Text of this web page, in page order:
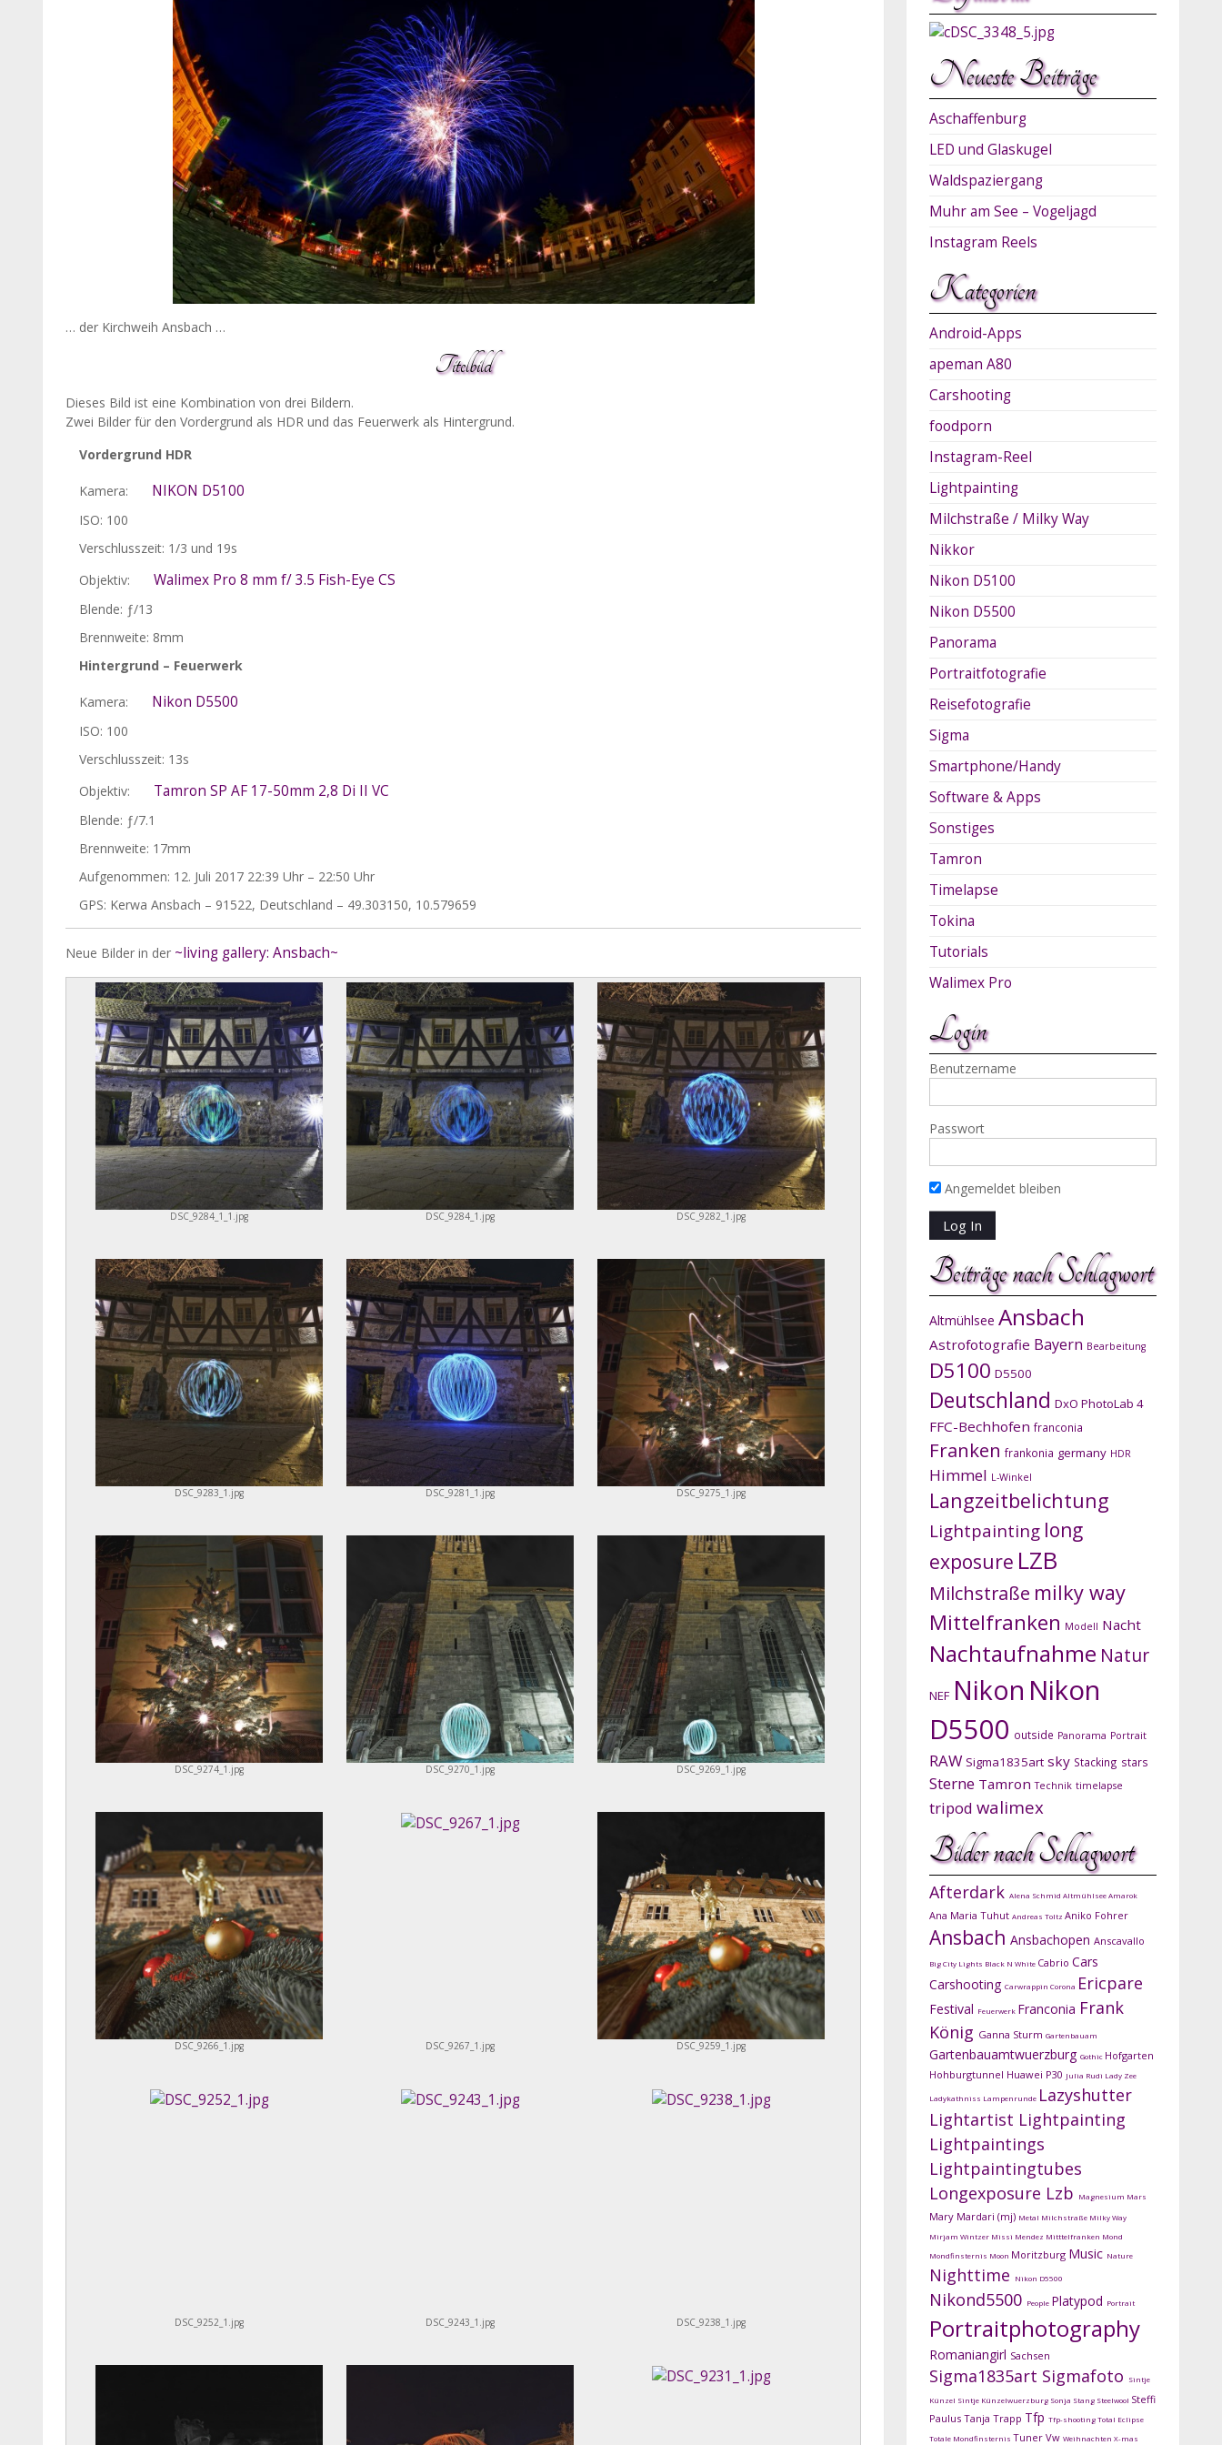
… der Kirchweih Ansbach …
Titelbild
Dieses Bild ist eine Kombination von drei Bildern.
Zwei Bilder für den Vordergrund als HDR und das Feuerwerk als Hintergrund.
Vordergrund HDR
Kamera: NIKON D5100
ISO: 100
Verschlusszeit: 1/3 und 19s
Objektiv:
Walimex Pro 8 mm f/ 3.5 Fish-Eye CS
Blende: ƒ/13
Brennweite: 8mm
Hintergrund – Feuerwerk
Kamera: Nikon D5500
ISO: 100
Verschlusszeit: 13s
Objektiv:
Tamron SP AF 17-50mm 2,8 Di II VC
Blende: ƒ/7.1
Brennweite: 17mm
Aufgenommen: 12. Juli 2017 22:39 Uhr – 22:50 Uhr
GPS: Kerwa Ansbach – 91522, Deutschland – 49.303150, 10.579659
Neue Bilder in der ~living gallery: Ansbach~
DSC_9284_1_1.jpg DSC_9284_1.jpg DSC_9282_1.jpg
DSC_9283_1.jpg DSC_9281_1.jpg DSC_9275_1.jpg
DSC_9274_1.jpg DSC_9270_1.jpg DSC_9269_1.jpg
DSC_9266_1.jpg DSC_9267_1.jpg DSC_9259_1.jpg
DSC_9252_1.jpg DSC_9243_1.jpg DSC_9238_1.jpg
Neueste Beiträge
Aschaffenburg
LED und Glaskugel
Waldspaziergang
Muhr am See – Vogeljagd
Instagram Reels
Kategorien
Android-Apps
apeman A80
Carshooting
foodporn
Instagram-Reel
Lightpainting
Milchstraße / Milky Way
Nikkor
Nikon D5100
Nikon D5500
Panorama
Portraitfotografie
Reisefotografie
Sigma
Smartphone/Handy
Software & Apps
Sonstiges
Tamron
Timelapse
Tokina
Tutorials
Walimex Pro
Login
Benutzername
Passwort
Angemeldet bleiben
Beiträge nach Schlagwort
Altmühlsee Ansbach
Astrofotografie Bayern Bearbeitung
D5100 D5500
Deutschland DxO PhotoLab 4
FFC-Bechhofen franconia
Franken frankonia germany HDR
Himmel L-Winkel
Langzeitbelichtung
Lightpainting long
exposure LZB
Milchstraße milky way
Mittelfranken Modell Nacht
Nachtaufnahme Natur
NEF Nikon Nikon
D5500 outside Panorama Portrait
RAW Sigma1835art sky Stacking stars
Sterne Tamron Technik timelapse
tripod walimex
Bilder nach Schlagwort
Afterdark Alena Schmid AltmühlseeAmarok
Ana Maria Tuhut Andreas Toltz Aniko Fohrer
Ansbach Ansbachopen Anscavallo
Big City Lights Black N White Cabrio Cars
Carshooting Carwrappin Corona Ericpare
Festival Feuerwerk Franconia Frank
König Ganna Sturm Gartenbauam
Gartenbauamtwuerzburg Gothic Hofgarten
Hohburgtunnel Huawei P30 Julia Rudi Lady Zee
Ladykathniss Lampenrunde Lazyshutter
Lightartist Lightpainting
Lightpaintings
Lightpaintingtubes
Longexposure Lzb Magnesium Mars
Mary Mardari (mj) Metal Milchstraße Milky Way
Mirjam Wintzer Missi Mendez Mitttelfranken Mond
Mondfinsternis Moon Moritzburg Music Nature
Nighttime Nikon D5500
Nikond5500 People Platypod Portrait
Portraitphotography
Romaniangirl Sachsen
Sigma1835art Sigmafoto Sintje
Künzel Sintje Künzelwuerzburg Sonja Stang Steelwool Steffi
Paulus Tanja Trapp Tfp Tfp-shootingTotal Eclipse
Totale Mondfinsternis Tuner Vw Weihnachten X-mas